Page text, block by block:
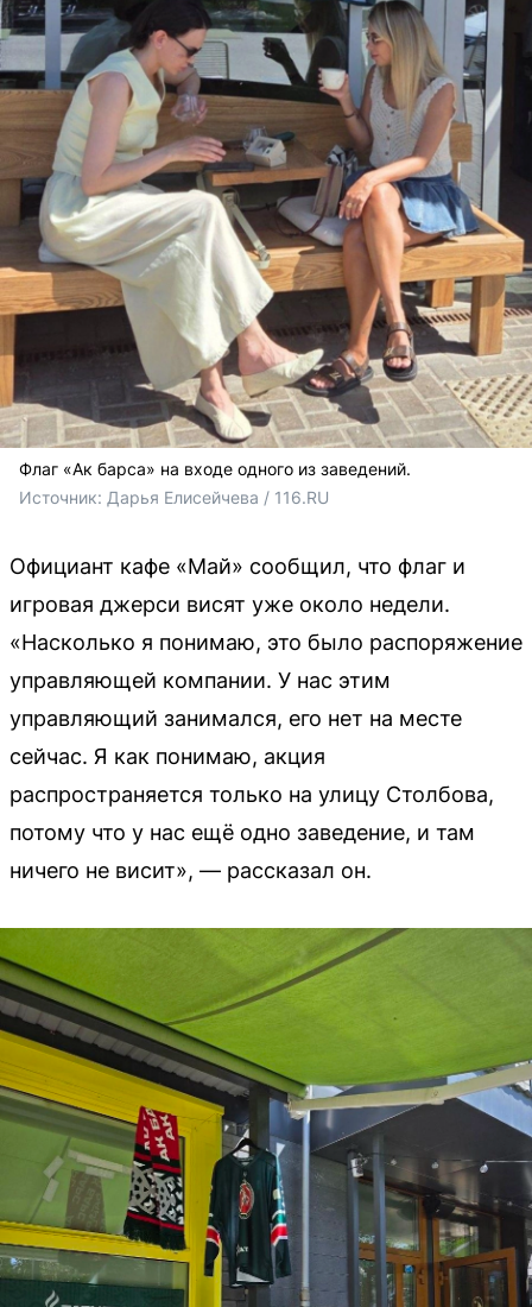
Флаг «Ак барса» на входе одного из заведений.
Источник: Дарья Елисейчева / 116.RU
Официант кафе «Май» сообщил, что флаг и
игровая джерси висят уже около недели.
«Насколько я понимаю, это было распоряжение
управляющей компании. У нас этим
управляющий занимался, его нет на месте
сейчас. Я как понимаю, акция
распространяется только на улицу Столбова,
потому что у нас ещё одно заведение, и там
ничего не висит», — рассказал он.